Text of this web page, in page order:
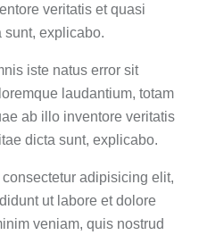
veritatis et quasi
sunt, explicabo.
iste natus error sit
laudantium, totam
ab illo inventore veritatis
dicta sunt, explicabo.
adipisicing elit,
ut labore et dolore
veniam, quis nostrud